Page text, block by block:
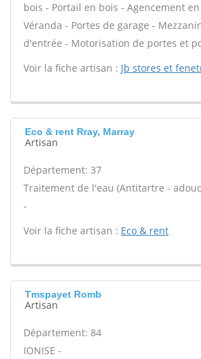
bois - Portail en bois - Agencement
Véranda - Portes de garage -
d'entrée - Motorisation de portes et
Voir la fiche artisan : Jb stores et
Eco & rent Rray, Marray
Artisan
Département: 37
Traitement de l'eau (Antitartre -
-
Voir la fiche artisan : Eco & rent
Tmspayet Romb
Artisan
Département: 84
IONISE -